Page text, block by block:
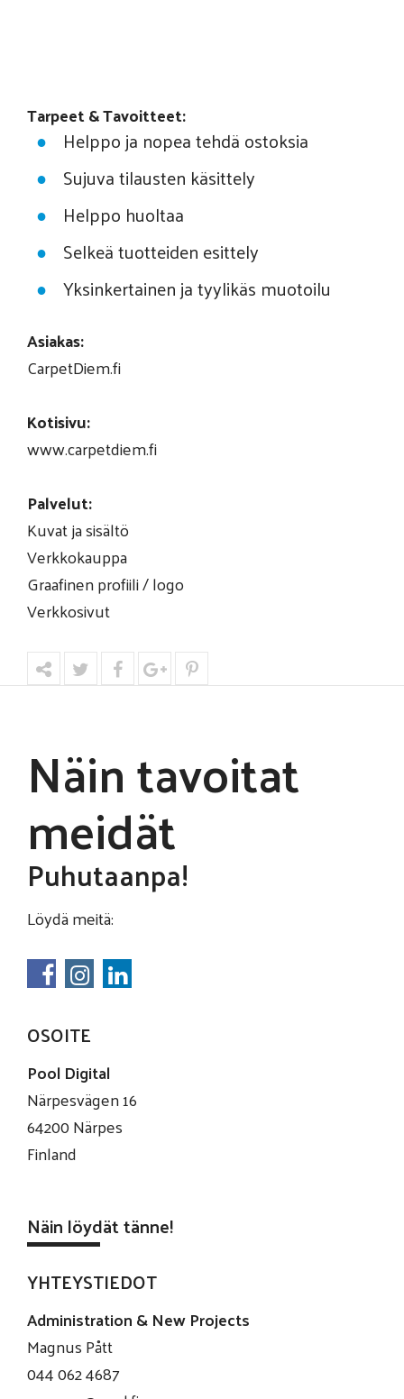
Tarpeet & Tavoitteet:
Helppo ja nopea tehdä ostoksia
Sujuva tilausten käsittely
Helppo huoltaa
Selkeä tuotteiden esittely
Yksinkertainen ja tyylikäs muotoilu
Asiakas:
CarpetDiem.fi
Kotisivu:
www.carpetdiem.fi
Palvelut:
Kuvat ja sisältö
Verkkokauppa
Graafinen profiili / logo
Verkkosivut
Näin tavoitat
meidät
Puhutaanpa!
Löydä meitä:
OSOITE
Pool Digital
Närpesvägen 16
64200 Närpes
Finland
Näin löydät tänne!
YHTEYSTIEDOT
Administration & New Projects
Magnus Pått
044 062 4687